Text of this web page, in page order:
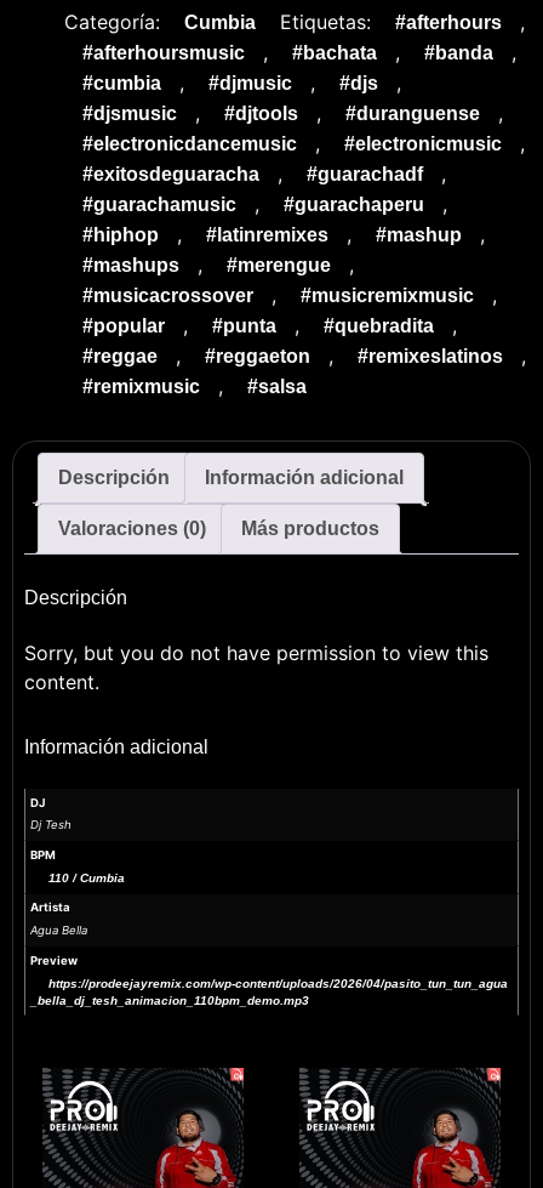
Categoría: Cumbia Etiquetas: #afterhours ,
#afterhoursmusic , #bachata , #banda ,
#cumbia , #djmusic , #djs ,
#djsmusic , #djtools , #duranguense ,
#electronicdancemusic , #electronicmusic ,
#exitosdeguaracha , #guarachadf ,
#guarachamusic , #guarachaperu ,
#hiphop , #latinremixes , #mashup ,
#mashups , #merengue ,
#musicacrossover , #musicremixmusic ,
#popular , #punta , #quebradita ,
#reggae , #reggaeton , #remixeslatinos ,
#remixmusic , #salsa
Descripción Información adicional
Valoraciones (0) Más productos
Descripción
Sorry, but you do not have permission to view this
content.
Información adicional
DJ
Dj Tesh
BPM
110 / Cumbia
Artista
Agua Bella
Preview
https://prodeejayremix.com/wp-content/uploads/2026/04/pasito_tun_tun_agua
_bella_dj_tesh_animacion_110bpm_demo.mp3